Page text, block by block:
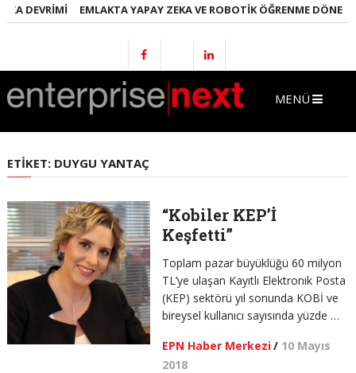
DEVRIMI EMLAKTA YAPAY ZEKA VE ROBOTIK ÖĞRENME DÖNEMI
MENÜ
ETIKET: DUYGU YANTAÇ
“Kobiler KEP’İ
Keşfetti”
Toplam pazar büyüklüğü 60 milyon
TL’ye ulaşan Kayıtlı Elektronik Posta
(KEP) sektörü yıl sonunda KOBİ ve
bireysel kullanıcı sayısında yüzde …
EPN Haber Merkezi/ 10 Mayıs
2018